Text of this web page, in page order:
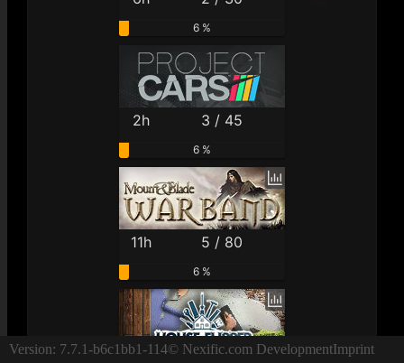
6 %
2h 3 / 45
6 %
11h 5 / 80
6 %
Version: 7.7.1-b6c1bb1-114© Nexific.com DevelopmentImprint